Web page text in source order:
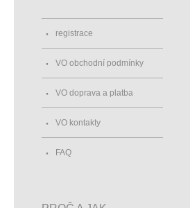
registrace
VO obchodní podmínky
VO doprava a platba
VO kontakty
FAQ